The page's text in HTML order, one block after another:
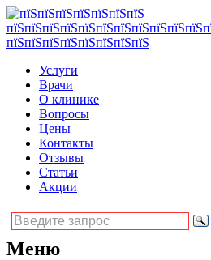
Услуги
Врачи
О клинике
Вопросы
Цены
Контакты
Отзывы
Статьи
Акции
Меню